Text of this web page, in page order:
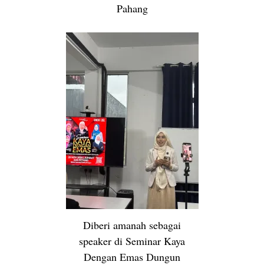
Pahang
Diberi amanah sebagai
speaker di Seminar Kaya
Dengan Emas Dungun